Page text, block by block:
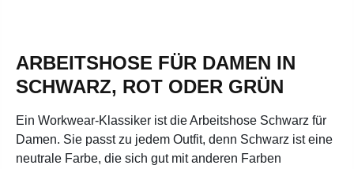
ARBEITSHOSE FÜR DAMEN IN
SCHWARZ, ROT ODER GRÜN
Ein Workwear-Klassiker ist die Arbeitshose Schwarz für
Damen. Sie passt zu jedem Outfit, denn Schwarz ist eine
neutrale Farbe, die sich gut mit anderen Farben